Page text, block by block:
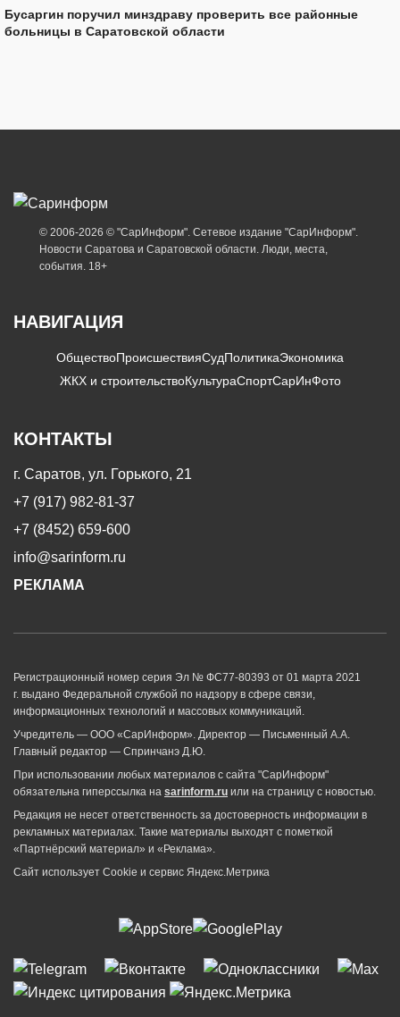
Бусаргин поручил минздраву проверить все районные
больницы в Саратовской области
© 2006-2026 © "СарИнформ". Сетевое издание "СарИнформ".
Новости Саратова и Саратовской области. Люди, места,
события. 18+
НАВИГАЦИЯ
ОбществоПроисшествияСудПолитикаЭкономика
ЖКХ и строительствоКультураСпортСарИнФото
КОНТАКТЫ
г. Саратов, ул. Горького, 21
+7 (917) 982-81-37
+7 (8452) 659-600
info@sarinform.ru
РЕКЛАМА
Регистрационный номер серия Эл № ФС77-80393 от 01 марта 2021
г. выдано Федеральной службой по надзору в сфере связи,
информационных технологий и массовых коммуникаций.
Учредитель — ООО «СарИнформ». Директор — Письменный А.А.
Главный редактор — Спринчанэ Д.Ю.
При использовании любых материалов с сайта "СарИнформ"
обязательна гиперссылка на sarinform.ru или на страницу с новостью.
Редакция не несет ответственность за достоверность информации в
рекламных материалах. Такие материалы выходят с пометкой
«Партнёрский материал» и «Реклама».
Сайт использует Cookie и сервиc Яндекс.Метрика